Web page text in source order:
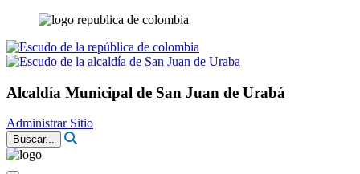
Alcaldía Municipal de San Juan de Urabá
Administrar Sitio
Buscar...